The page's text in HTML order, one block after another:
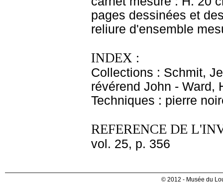
pages dessinées et
reliure d'ensemble
INDEX :
Collections : Schmit,
révérend John - Ward,
Techniques : pierre
REFERENCE DE
vol. 25, p. 356
© 2012 - Musée du